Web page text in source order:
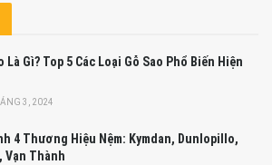
Là Gì? Top 5 Các Loại Gỗ Sao Phổ Biến Hiện
3, 2024
4 Thương Hiệu Nệm: Kymdan, Dunlopillo,
Vạn Thành